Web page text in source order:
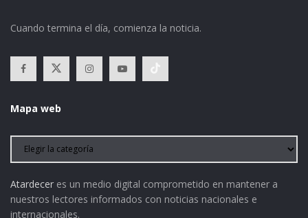
Cuando termina el día, comienza la noticia.
Mapa web
Atardecer es un medio digital comprometido en mantener a
nuestros lectores informados con noticias nacionales e
internacionales.